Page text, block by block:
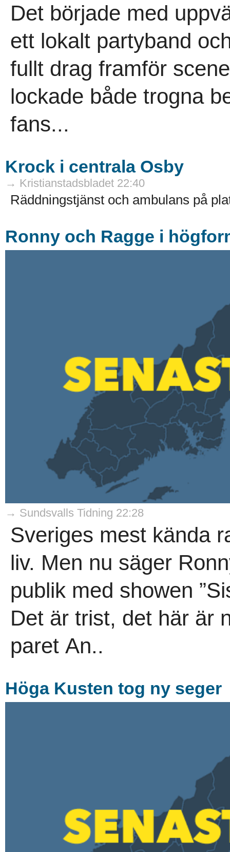
Det började med
ett lokalt partyband
fullt drag framför
lockade både trogna
fans...
Krock i centrala Osby
→ Kristianstadsbladet 22:40
Räddningstjänst och ambulans på
Ronny och Ragge i
→ Sundsvalls Tidning 22:28
Sveriges mest kända
liv. Men nu säger
publik med showen
Det är trist, det här är
paret An..
Höga Kusten tog ny seger